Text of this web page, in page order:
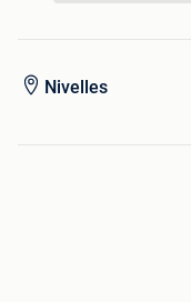
Nivelles